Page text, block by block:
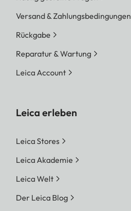
Versand & Zahlungsbedingungen
Rückgabe
Reparatur & Wartung
Leica Account
Leica erleben
Leica Stores
Leica Akademie
Leica Welt
Der Leica Blog